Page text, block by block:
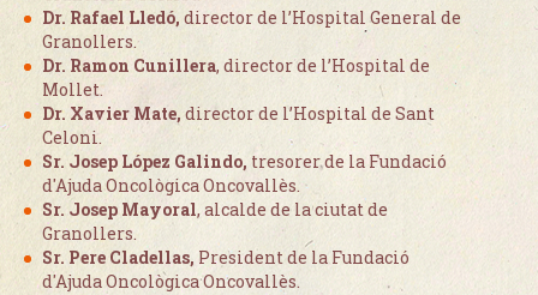
Dr. Rafael Lledó, director de l’Hospital General de
Granollers.
Dr. Ramon Cunillera, director de l’Hospital de
Mollet.
Dr. Xavier Mate, director de l’Hospital de Sant
Celoni.
Sr. Josep López Galindo, tresorer de la Fundació
d'Ajuda Oncològica Oncovallès.
Sr. Josep Mayoral, alcalde de la ciutat de
Granollers.
Sr. Pere Cladellas, President de la Fundació
d'Ajuda Oncològica Oncovallès.